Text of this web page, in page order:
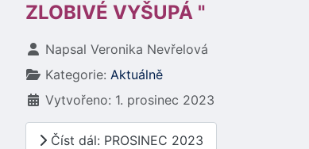
ZLOBIVÉ VYŠUPÁ "
Základní údaje
Napsal Veronika Nevřelová
Kategorie: Aktuálně
Vytvořeno: 1. prosinec 2023
Číst dál: PROSINEC 2023